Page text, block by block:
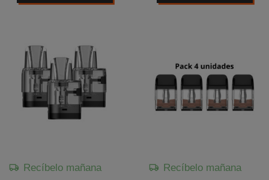
Recíbelo mañana Recíbelo mañana